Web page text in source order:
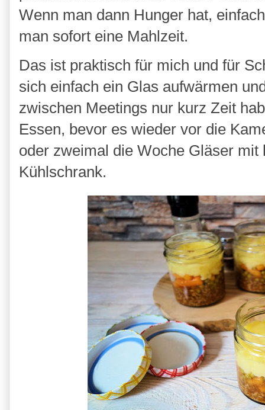
Wenn man dann Hunger hat,
man sofort eine Mahlzeit.
Das ist praktisch für mich und für
sich einfach ein Glas aufwärmen
zwischen Meetings nur kurz Zeit
Essen, bevor es wieder vor die
oder zweimal die Woche Gläser
Kühlschrank.